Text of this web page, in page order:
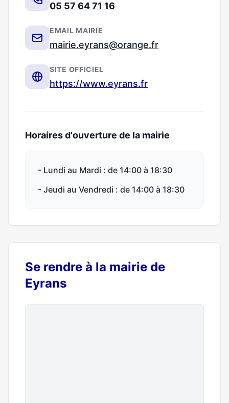
05 57 64 71 16
EMAIL MAIRIE
mairie.eyrans@orange.fr
SITE OFFICIEL
https://www.eyrans.fr
Horaires d'ouverture de la mairie
- Lundi au Mardi : de 14:00 à 18:30
- Jeudi au Vendredi : de 14:00 à 18:30
Se rendre à la mairie de
Eyrans